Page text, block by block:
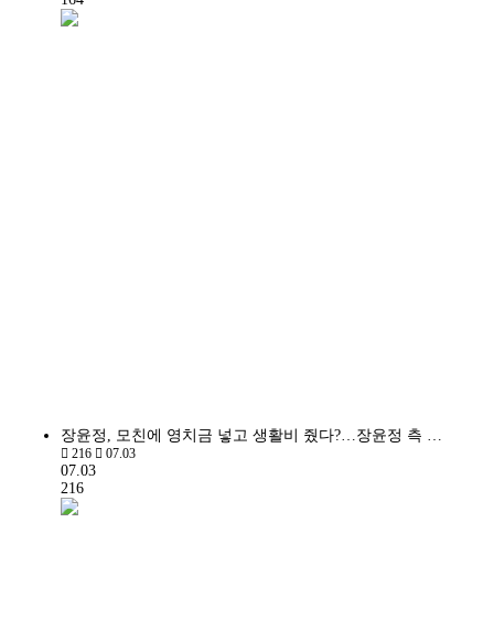
장윤정, 모친에 영치금 넣고 생활비 줬다?…장윤정 측 …
216 07.03
07.03
216